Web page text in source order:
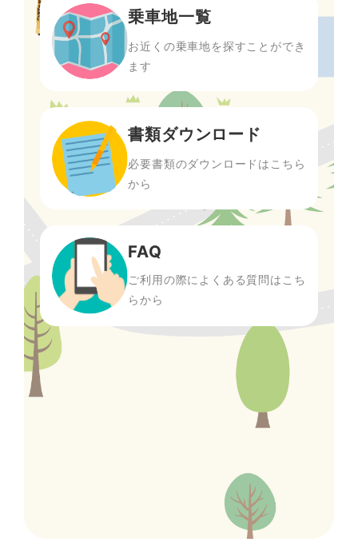
乗車地一覧
お近くの乗車地を探すことができ
ます
書類ダウンロード
必要書類のダウンロードはこちら
から
FAQ
ご利用の際によくある質問はこち
らから